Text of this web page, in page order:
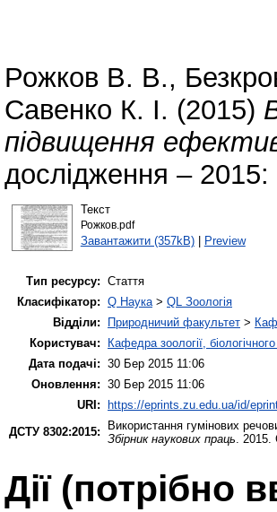
Рожков В. В.,
Савенко К. І. (2015)
підвищення
дослідження –
Текст
Рожков.pdf
Завантажити (357kB)| Preview
Тип ресурсу: Стаття
Класифікатор: Q Наука> QL Зоологія
Відділи:
Природничий факультет >
Користувач:
Кафедра зоології,
Дата подачі: 30 Бер 2015 11:06
Оновлення: 30 Бер 2015 11:06
URI:
https://eprints.zu.edu.ua/id/
ДСТУ 8302:2015:
Використання гумінових
Збірник наукових праць. 2015.
Дії ​​(потрібно